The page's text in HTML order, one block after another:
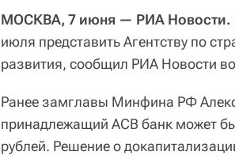
МОСКВА, 7 июня — РИА Новости.
июля представить Агентству по
развития, сообщил РИА Новости
Ранее замглавы Минфина РФ
принадлежащий АСВ банк может
рублей. Решение о